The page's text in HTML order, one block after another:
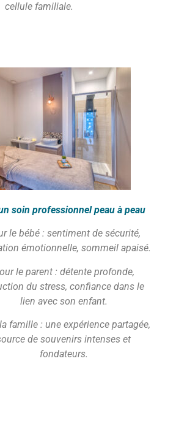
cellule familiale.
soin professionnel peau à peau
le bébé : sentiment de sécurité,
émotionnelle, sommeil apaisé.
le parent : détente profonde,
du stress, confiance dans le
lien avec son enfant.
famille : une expérience partagée,
de souvenirs intenses et
fondateurs.